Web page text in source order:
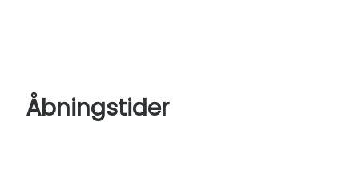
Åbningstider